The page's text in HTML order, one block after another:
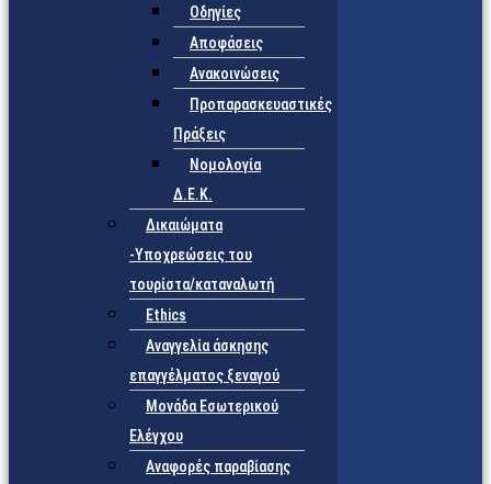
Οδηγίες
Αποφάσεις
Ανακοινώσεις
Προπαρασκευαστικές
Πράξεις
Νομολογία
Δ.Ε.Κ.
Δικαιώματα
-Υποχρεώσεις του
τουρίστα/καταναλωτή
Ethics
Αναγγελία άσκησης
επαγγέλματος ξεναγού
Μονάδα Εσωτερικού
Ελέγχου
Αναφορές παραβίασης